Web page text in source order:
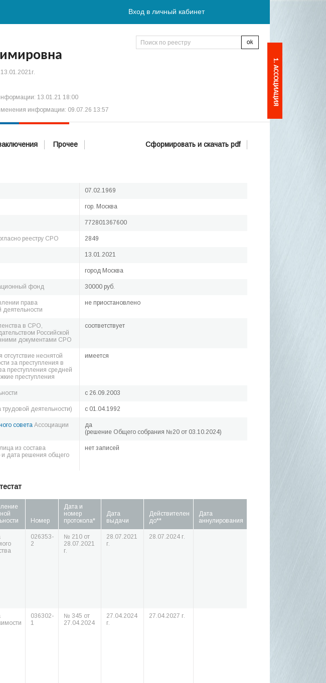
Вход в личный кабинет
13.01.2021г.
13.01.21 18:00
информации: 09.07.26 13:57
Прочее Сформировать и скачать pdf
07.02.1969
гор. Москва
772801367600
реестру СРО 2849
13.01.2021
город Москва
фонд 30000 руб.
права
не приостановлено
в СРО,
Российской
документами СРО
соответствует
неснятой
за преступления в
преступления средней
преступления
имеется
c 26.09.2003
деятельности) c 01.04.1992
совета Ассоциации
да
(решение Общего собрания №20 от 03.10.2024)
из состава
и дата решения общего
нет записей
Номер
Дата и
номер
протокола*
Дата
выдачи
Действителен
до**
Дата
аннулирования
026353-
2
№ 210 от
28.07.2021
г.
28.07.2021
г.
28.07.2024 г.
036302-
1
№ 345 от
27.04.2024
27.04.2024
г.
27.04.2027 г.
1. АССОЦИАЦИЯ